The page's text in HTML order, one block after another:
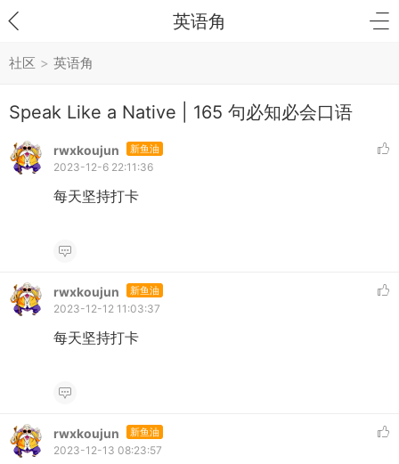
英语角
社区 > 英语角
Speak Like a Native | 165 句必知必会口语
rwxkoujun 新鱼油
2023-12-6 22:11:36
每天坚持打卡
rwxkoujun 新鱼油
2023-12-12 11:03:37
每天坚持打卡
rwxkoujun 新鱼油
2023-12-13 08:23:57